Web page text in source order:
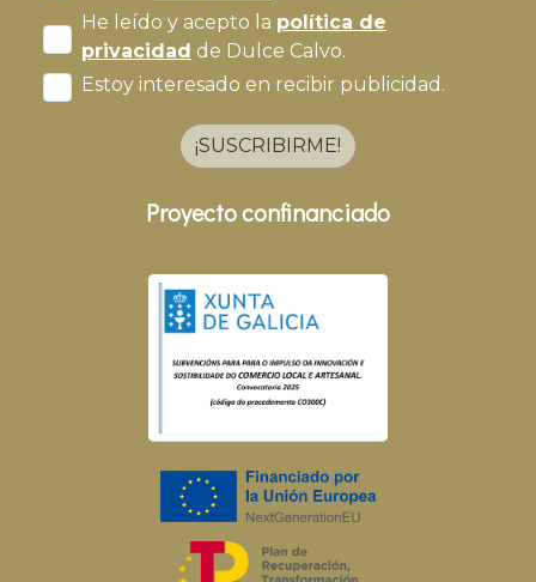
He leído y acepto la política de
privacidad de Dulce Calvo.
Estoy interesado en recibir publicidad.
¡SUSCRIBIRME!
Proyecto confinanciado